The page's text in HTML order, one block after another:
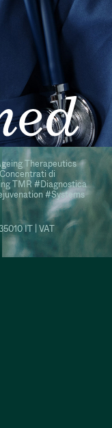
Therapeutics
di
TMR #Diagnostica
#Systems
IT | VAT